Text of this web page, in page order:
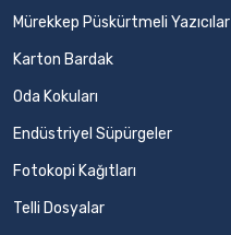
Mürekkep Püskürtmeli Yazıcılar
Karton Bardak
Oda Kokuları
Endüstriyel Süpürgeler
Fotokopi Kağıtları
Telli Dosyalar